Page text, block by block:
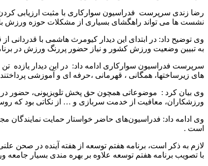
رضا زندی سرپرست فدراسیون سوارکاری با مثبت ارزیابی کردن
نشست ها می تواند راهگشای بسیاری از مشکلات حوزه ورزش
وی توضیح داد: در ابتدای این دیدار کیومرث هاشمی با
به تبیین وضعیت ورزش کشور و نیاز حضور پررنگ ورزش در
سرپرست فدراسیون سوارکاری ادامه داد: در این دیدار
های زیرساختها، همگانی ، قهرمانی ،حرفه ای و آموزشی
وی بیان کرد : موضوعاتی همچون حق پخش تلویزیونی، حضور در
ورزشکاران، معافیت از خدمت سربازی و … از نکاتی بود که
وی ادامه داد: فدراسیون‌های حاضر خواستار حمایت نمایندگان
است .
لازم به ذکر است، برنامه هفتم توسعه از هفته آینده در صحن
با تصویب برنامه هفتم توسعه علاوه بر بهره مندی بسیار